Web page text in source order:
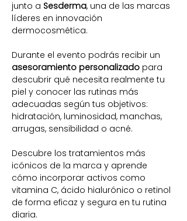
junto a Sesderma, una de las marcas
líderes en innovación
dermocosmética.
Durante el evento podrás recibir un
asesoramiento personalizado para
descubrir qué necesita realmente tu
piel y conocer las rutinas más
adecuadas según tus objetivos:
hidratación, luminosidad, manchas,
arrugas, sensibilidad o acné.
Descubre los tratamientos más
icónicos de la marca y aprende
cómo incorporar activos como
vitamina C, ácido hialurónico o retinol
de forma eficaz y segura en tu rutina
diaria.